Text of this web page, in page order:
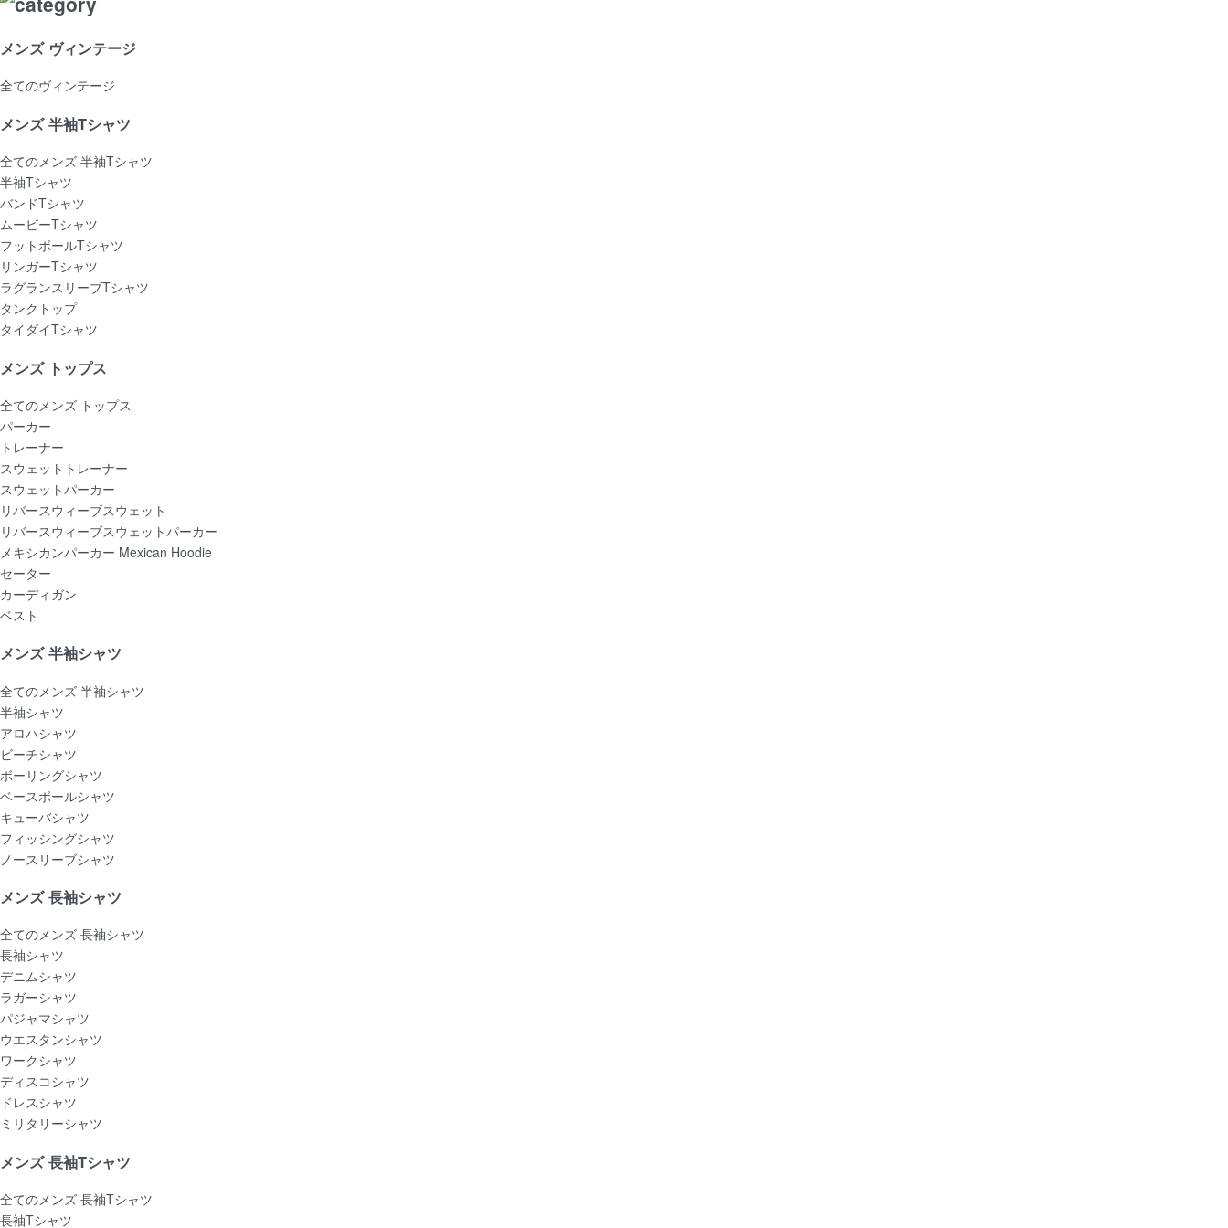
メンズ ヴィンテージ
全てのヴィンテージ
メンズ 半袖Tシャツ
全てのメンズ 半袖Tシャツ
半袖Tシャツ
バンドTシャツ
ムービーTシャツ
フットボールTシャツ
リンガーTシャツ
ラグランスリーブTシャツ
タンクトップ
タイダイTシャツ
メンズ トップス
全てのメンズ トップス
パーカー
トレーナー
スウェットトレーナー
スウェットパーカー
リバースウィーブスウェット
リバースウィーブスウェットパーカー
メキシカンパーカー Mexican Hoodie
セーター
カーディガン
ベスト
メンズ 半袖シャツ
全てのメンズ 半袖シャツ
半袖シャツ
アロハシャツ
ビーチシャツ
ボーリングシャツ
ベースボールシャツ
キューバシャツ
フィッシングシャツ
ノースリーブシャツ
メンズ 長袖シャツ
全てのメンズ 長袖シャツ
長袖シャツ
デニムシャツ
ラガーシャツ
パジャマシャツ
ウエスタンシャツ
ワークシャツ
ディスコシャツ
ドレスシャツ
ミリタリーシャツ
メンズ 長袖Tシャツ
全てのメンズ 長袖Tシャツ
長袖Tシャツ